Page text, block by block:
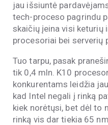
jau išsiuntė
tech-proceso pagrindu
skaičių įeina visi keturių
procesoriai bei serverių
Tuo tarpu, pasak
tik 0,4 mln. K10
konkurentams leidžia
kad Intel negali į rinką
kiek norėtųsi, bet dėl to
rinką vis dar tiekia 65